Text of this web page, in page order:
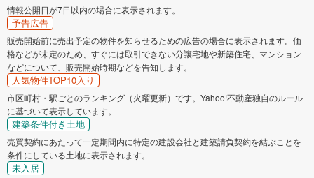
情報公開日が7日以内の場合に表示されます。
予告広告
販売開始前に売出予定の物件を知らせるための広告の場合に表示されます。価
格などが未定のため、すぐには取引できない分譲宅地や新築住宅、マンション
などについて、販売開始時期などを告知します。
人気物件TOP10入り
市区町村・駅ごとのランキング（火曜更新）です。Yahoo!不動産独自のルール
に基づいて表示しています。
建築条件付き土地
売買契約にあたって一定期間内に特定の建設会社と建築請負契約を結ぶことを
条件にしている土地に表示されます。
未入居